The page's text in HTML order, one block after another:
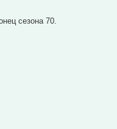
сезона 70.